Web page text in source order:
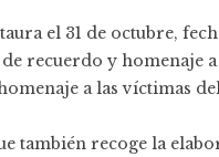
el 31 de octubre,
recuerdo y homenaje
a las víctimas
también recoge la